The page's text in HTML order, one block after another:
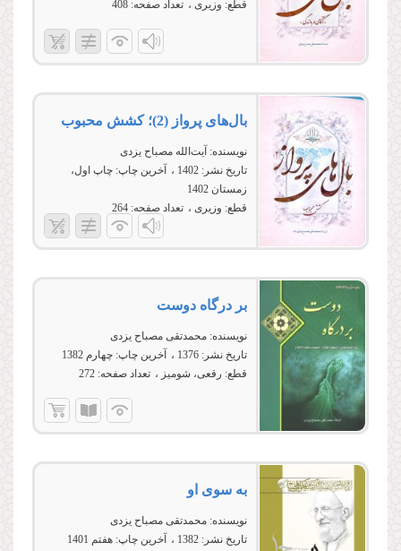
قطع: وزیری تعداد صفحه: 408
بال‌های پرواز (2)؛ کشش محبوب
نویسنده: آیت‌الله مصباح یزدی
تاریخ نشر: 1402 آخرین چاپ: چاپ اول،
زمستان 1402
قطع: وزیری تعداد صفحه: 264
بر درگاه دوست
نویسنده: محمدتقی مصباح یزدی
تاریخ نشر: 1376 آخرین چاپ: چهارم 1382
قطع: رقعی، شومیز تعداد صفحه: 272
به سوی او
نویسنده: محمدتقی مصباح یزدی
تاریخ نشر: 1382 آخرین چاپ: هفتم 1401